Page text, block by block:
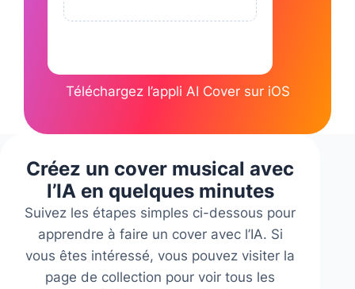
Téléchargez l’appli AI Cover sur iOS
Créez un cover musical avec
l’IA en quelques minutes
Suivez les étapes simples ci-dessous pour
apprendre à faire un cover avec l’IA. Si
vous êtes intéressé, vous pouvez visiter la
page de collection pour voir tous les